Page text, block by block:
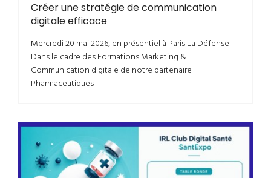
Créer une stratégie de communication
digitale efficace
Mercredi 20 mai 2026, en présentiel à Paris La Défense
Dans le cadre des Formations Marketing &
Communication digitale de notre partenaire
Pharmaceutiques